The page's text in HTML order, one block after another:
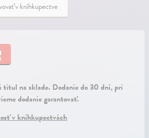
v kníhkupectve
titul na sklade. Dodanie do 30 dní, pri
dodanie garantovať.
v kníhkupectvách